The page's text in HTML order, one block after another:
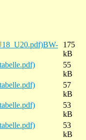
BW-
175
kB
55
kB
57
kB
53
kB
53
kB